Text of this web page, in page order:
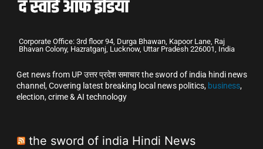
Corporate Office: 3rd floor 94, Durga Bhawan, Kapoor Lane, Raj
Bhavan Colony, Hazratganj, Lucknow, Uttar Pradesh 226001, India
Get news from UP उत्तर प्रदेश समाचार the sword of india hindi news
channel, Covering latest breaking local news politics, business,
election, crime & AI technology
the sword of india Hindi News